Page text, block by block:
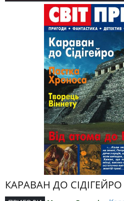
КАРАВАН ДО СІДІГЕЙРО